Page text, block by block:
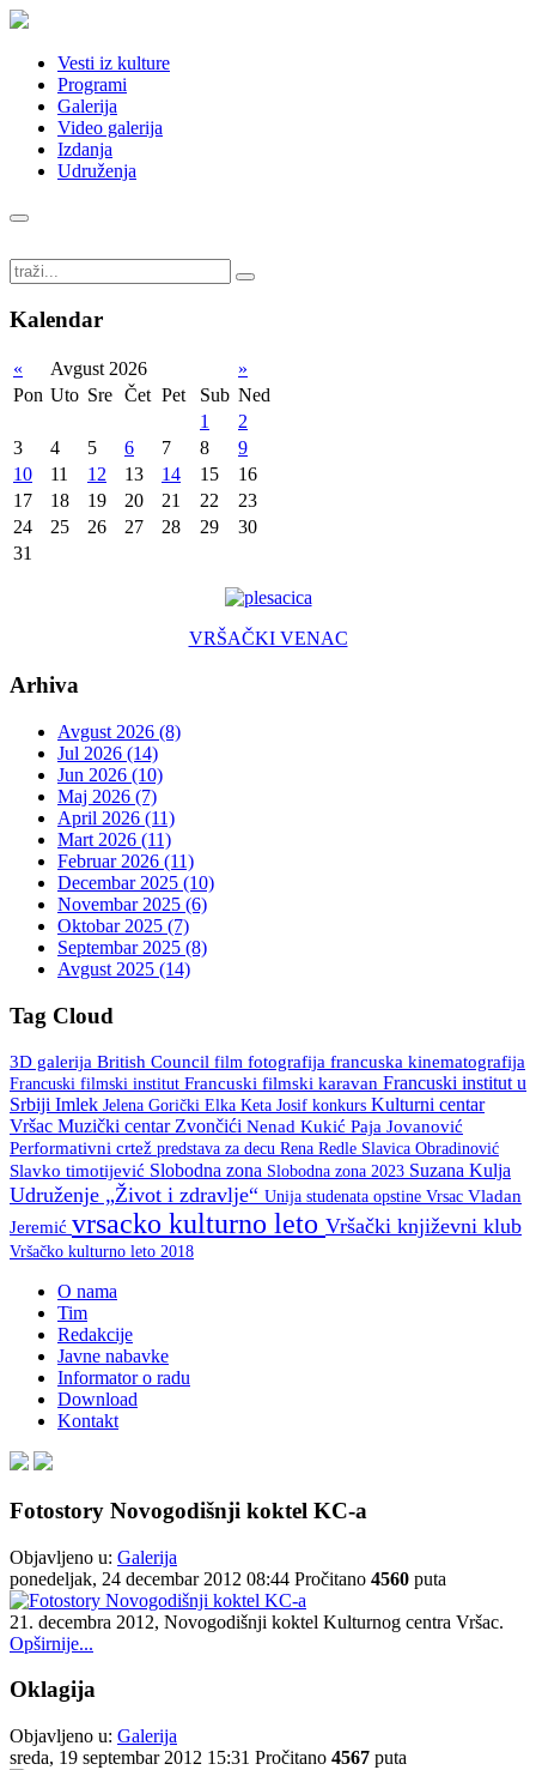
Vesti iz kulture
Programi
Galerija
Video galerija
Izdanja
Udruženja
Kalendar
« Avgust 2026
»
Pon Uto Sre Čet Pet Sub Ned
1
2
3
4 5 6 7 8
9
10
11 12 13 14 15
16
17
18 19 20 21 22
23
24
25 26 27 28 29
30
31
VRŠAČKI VENAC
Arhiva
Avgust 2026 (8)
Jul 2026 (14)
Jun 2026 (10)
Maj 2026 (7)
April 2026 (11)
Mart 2026 (11)
Februar 2026 (11)
Decembar 2025 (10)
Novembar 2025 (6)
Oktobar 2025 (7)
Septembar 2025 (8)
Avgust 2025 (14)
Tag Cloud
3D galerija British Council film fotografija francuska kinematografija
Francuski filmski institut Francuski filmski karavan Francuski institut u
Srbiji Imlek Jelena Gorički Elka Keta Josif konkurs Kulturni centar
Vršac Muzički centar Zvončići Nenad Kukić Paja Jovanović
Performativni crtež predstava za decu Rena Redle Slavica Obradinović
Slavko timotijević Slobodna zona Slobodna zona 2023 Suzana Kulja
Udruženje „Život i zdravlje“ Unija studenata opstine Vrsac Vladan
Jeremić vrsacko kulturno leto Vršački književni klub
Vršačko kulturno leto 2018
O nama
Tim
Redakcije
Javne nabavke
Informator o radu
Download
Kontakt
Fotostory Novogodišnji koktel KC-a
Objavljeno u: Galerija
ponedeljak, 24 decembar 2012 08:44 Pročitano 4560 puta
21. decembra 2012, Novogodišnji koktel Kulturnog centra Vršac.
Opširnije...
Oklagija
Objavljeno u: Galerija
sreda, 19 septembar 2012 15:31 Pročitano 4567 puta